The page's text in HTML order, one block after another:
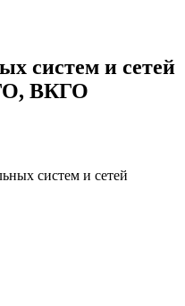
систем и сетей
ВКГО
систем и сетей